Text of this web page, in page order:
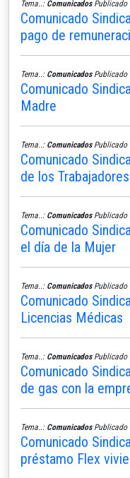
Tema..: ComunicadosPublicado
Comunicado
pago de
Tema..: ComunicadosPublicado
Comunicado
Madre
Tema..: ComunicadosPublicado
Comunicado
de los Trabajadores
Tema..: ComunicadosPublicado
Comunicado
el día de la Mujer
Tema..: ComunicadosPublicado
Comunicado
Licencias Médicas
Tema..: ComunicadosPublicado
Comunicado
de gas con la
Tema..: ComunicadosPublicado
Comunicado
préstamo Flex